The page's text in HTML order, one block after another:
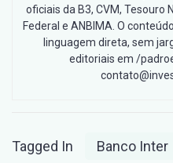
oficiais da B3, CVM, Tesouro
Federal e ANBIMA. O
linguagem direta, sem
editoriais em /
Tagged In Banco Inter